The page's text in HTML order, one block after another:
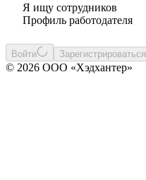
Я ищу сотрудников
Профиль работодателя
Войти Зарегистрироваться
© 2026 ООО «Хэдхантер»